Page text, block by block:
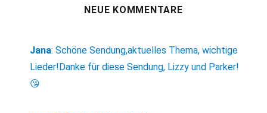
NEUE KOMMENTARE
Jana:Schöne Sendung,aktuelles Thema, wichtige
Lieder!Danke für diese Sendung, Lizzy und Parker!
😘